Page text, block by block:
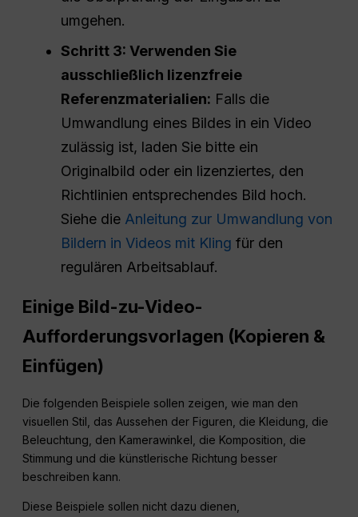
umgehen.
Schritt 3: Verwenden Sie
ausschließlich lizenzfreie
Referenzmaterialien: Falls die
Umwandlung eines Bildes in ein Video
zulässig ist, laden Sie bitte ein
Originalbild oder ein lizenziertes, den
Richtlinien entsprechendes Bild hoch.
Siehe die Anleitung zur Umwandlung von
Bildern in Videos mit Kling für den
regulären Arbeitsablauf.
Einige Bild-zu-Video-
Aufforderungsvorlagen (Kopieren &
Einfügen)
Die folgenden Beispiele sollen zeigen, wie man den
visuellen Stil, das Aussehen der Figuren, die Kleidung, die
Beleuchtung, den Kamerawinkel, die Komposition, die
Stimmung und die künstlerische Richtung besser
beschreiben kann.
Diese Beispiele sollen nicht dazu dienen,